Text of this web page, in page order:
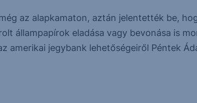
az alapkamaton, aztán jelentették be,
állampapírok eladása vagy bevonása is
amerikai jegybank lehetőségeiről Péntek